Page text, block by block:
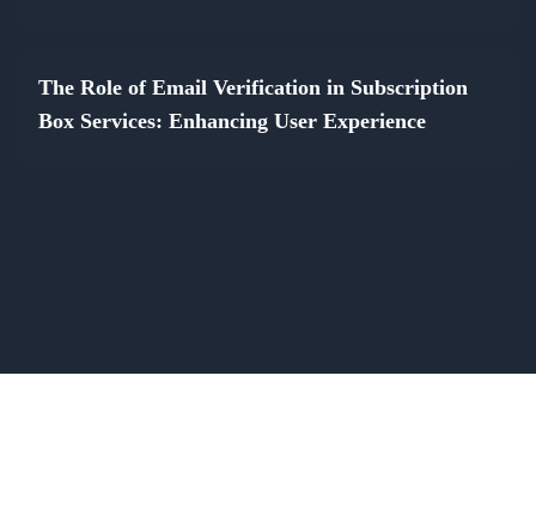
The Role of Email Verification in Subscription
Box Services: Enhancing User Experience